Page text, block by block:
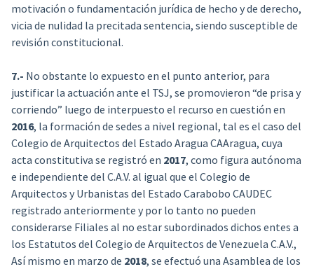
motivación o fundamentación jurídica de hecho y de derecho,
vicia de nulidad la precitada sentencia, siendo susceptible de
revisión constitucional.
7.- No obstante lo expuesto en el punto anterior, para
justificar la actuación ante el TSJ, se promovieron “de prisa y
corriendo” luego de interpuesto el recurso en cuestión en
2016, la formación de sedes a nivel regional, tal es el caso del
Colegio de Arquitectos del Estado Aragua CAAragua, cuya
acta constitutiva se registró en 2017, como figura autónoma
e independiente del C.A.V. al igual que el Colegio de
Arquitectos y Urbanistas del Estado Carabobo CAUDEC
registrado anteriormente y por lo tanto no pueden
considerarse Filiales al no estar subordinados dichos entes a
los Estatutos del Colegio de Arquitectos de Venezuela C.A.V.,
Así mismo en marzo de 2018, se efectuó una Asamblea de los